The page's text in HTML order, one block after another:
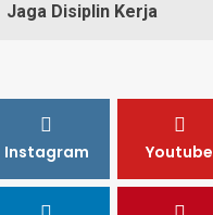
Jaga Disiplin Kerja
Instagram Youtube